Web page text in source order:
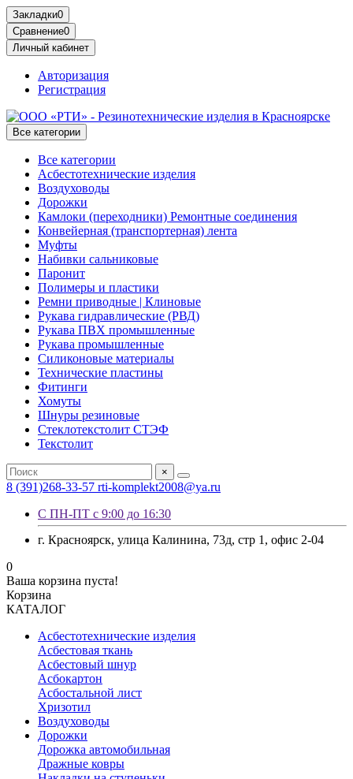
Закладки0
Сравнение0
Личный кабинет
Авторизация
Регистрация
Все категории
Все категории
Асбестотехнические изделия
Воздуховоды
Дорожки
Камлоки (переходники) Ремонтные соединения
Конвейерная (транспортерная) лента
Муфты
Набивки сальниковые
Паронит
Полимеры и пластики
Ремни приводные | Клиновые
Рукава гидравлические (РВД)
Рукава ПВХ промышленные
Рукава промышленные
Силиконовые материалы
Технические пластины
Фитинги
Хомуты
Шнуры резиновые
Стеклотекстолит СТЭФ
Текстолит
×
8 (391)268-33-57 rti-komplekt2008@ya.ru
С ПН-ПТ с 9:00 до 16:30
г. Красноярск, улица Калинина, 73д, стр 1, офис 2-04
0
Ваша корзина пуста!
Корзина
КАТАЛОГ
Асбестотехнические изделия
Асбестовая ткань
Асбестовый шнур
Асбокартон
Асбостальной лист
Хризотил
Воздуховоды
Дорожки
Дорожка автомобильная
Дражные ковры